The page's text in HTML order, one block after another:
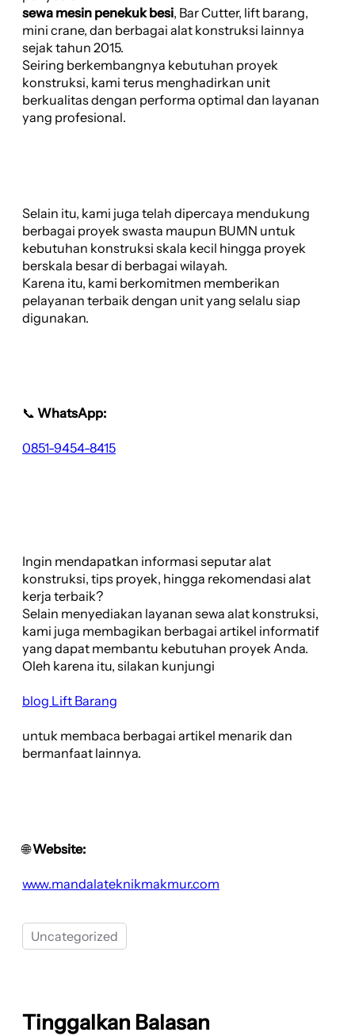
sewa mesin penekuk besi, Bar Cutter, lift barang,
mini crane, dan berbagai alat konstruksi lainnya
sejak tahun 2015.
Seiring berkembangnya kebutuhan proyek
konstruksi, kami terus menghadirkan unit
berkualitas dengan performa optimal dan layanan
yang profesional.
Selain itu, kami juga telah dipercaya mendukung
berbagai proyek swasta maupun BUMN untuk
kebutuhan konstruksi skala kecil hingga proyek
berskala besar di berbagai wilayah.
Karena itu, kami berkomitmen memberikan
pelayanan terbaik dengan unit yang selalu siap
digunakan.
📞 WhatsApp:
0851-9454-8415
Ingin mendapatkan informasi seputar alat
konstruksi, tips proyek, hingga rekomendasi alat
kerja terbaik?
Selain menyediakan layanan sewa alat konstruksi,
kami juga membagikan berbagai artikel informatif
yang dapat membantu kebutuhan proyek Anda.
Oleh karena itu, silakan kunjungi
blog Lift Barang
untuk membaca berbagai artikel menarik dan
bermanfaat lainnya.
🌐Website:
www.mandalateknikmakmur.com
Uncategorized
Tinggalkan Balasan